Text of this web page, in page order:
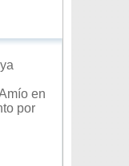
en
por